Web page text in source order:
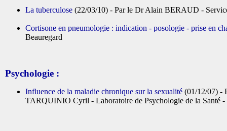
La tuberculose (22/03/10) - Par le Dr Alain BERAUD -
Cortisone en pneumologie : indication - posologie - prise en
Beauregard
Psychologie :
Influence de la maladie chronique sur la sexualité (01/12/07) -
TARQUINIO Cyril - Laboratoire de Psychologie de la Santé